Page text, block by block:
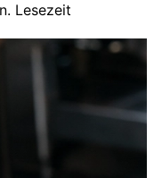
Lesezeit